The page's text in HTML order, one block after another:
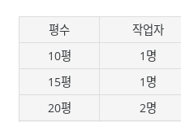
평수 작업자
10평
1명
15평
1명
20평
2명